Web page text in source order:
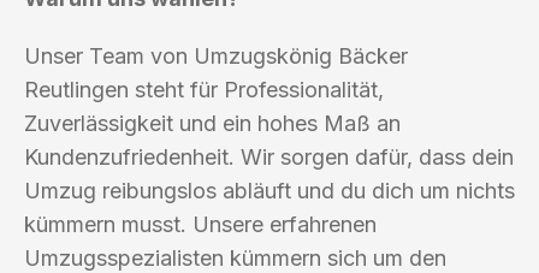
Unser Team von Umzugskönig Bäcker
Reutlingen steht für Professionalität,
Zuverlässigkeit und ein hohes Maß an
Kundenzufriedenheit. Wir sorgen dafür, dass dein
Umzug reibungslos abläuft und du dich um nichts
kümmern musst. Unsere erfahrenen
Umzugsspezialisten kümmern sich um den